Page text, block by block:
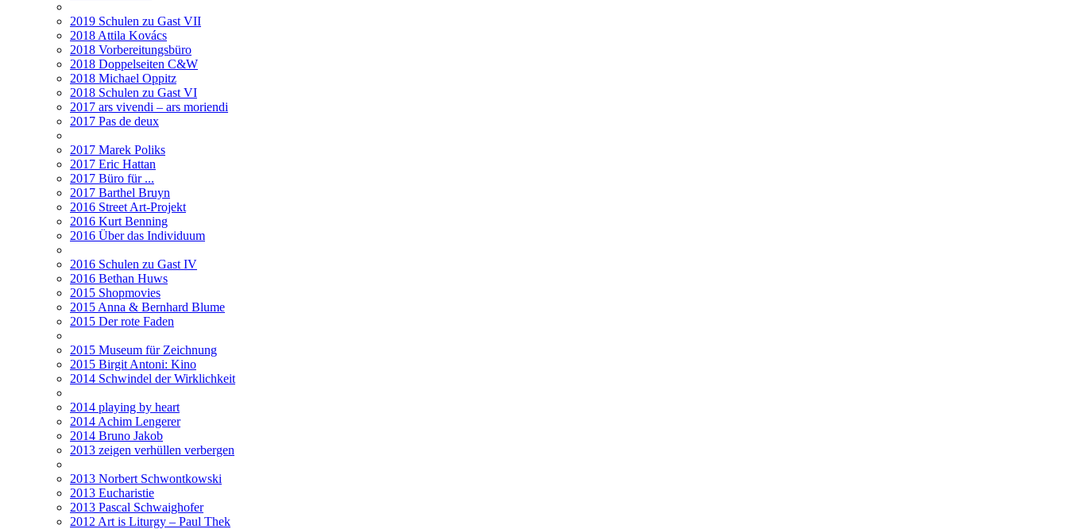
2019 Schulen zu Gast VII
2018 Attila Kovács
2018 Vorbereitungsbüro
2018 Doppelseiten C&W
2018 Michael Oppitz
2018 Schulen zu Gast VI
2017 ars vivendi – ars moriendi
2017 Pas de deux
2017 Marek Poliks
2017 Eric Hattan
2017 Büro für ...
2017 Barthel Bruyn
2016 Street Art-Projekt
2016 Kurt Benning
2016 Über das Individuum
2016 Schulen zu Gast IV
2016 Bethan Huws
2015 Shopmovies
2015 Anna & Bernhard Blume
2015 Der rote Faden
2015 Museum für Zeichnung
2015 Birgit Antoni: Kino
2014 Schwindel der Wirklichkeit
2014 playing by heart
2014 Achim Lengerer
2014 Bruno Jakob
2013 zeigen verhüllen verbergen
2013 Norbert Schwontkowski
2013 Eucharistie
2013 Pascal Schwaighofer
2012 Art is Liturgy – Paul Thek